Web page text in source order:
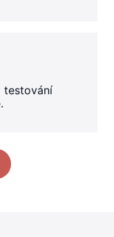
testování